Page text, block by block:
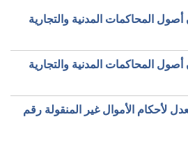
من قانون أصول المحاكمات المدنية والتجارية
من قانون أصول المحاكمات المدنية والتجارية
قانون معدل لأحكام الأموال غير المنقولة رقم